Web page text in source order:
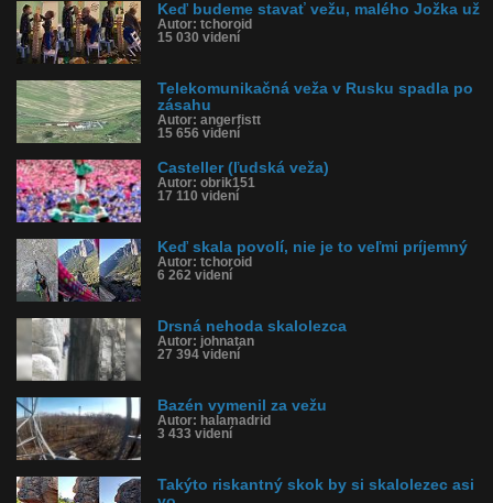
Keď budeme stavať vežu, malého Jožka už
Autor: tchoroid
15 030 videní
Telekomunikačná veža v Rusku spadla po
zásahu
Autor: angerfistt
15 656 videní
Casteller (ľudská veža)
Autor: obrik151
17 110 videní
Keď skala povolí, nie je to veľmi príjemný
Autor: tchoroid
6 262 videní
Drsná nehoda skalolezca
Autor: johnatan
27 394 videní
Bazén vymenil za vežu
Autor: halamadrid
3 433 videní
Takýto riskantný skok by si skalolezec asi